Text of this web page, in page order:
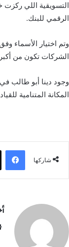
التسويقية اللي ركزت
الرقمي للبنك.
وتم اختيار الأسماء
الشركات تكون من
وجود دينا أبو طالب
المكانة المتنامية
شاركها